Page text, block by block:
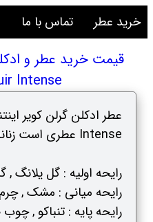
خرید عطر تماس با ما
قیمت خرید عطر و
Intense
Intense عطری است زنانه و مردانه و شیک.
رایحه اولیه : گل یلانگ
رایحه میانی : مشک , چرم
رایحه پایه : تنباکو ,